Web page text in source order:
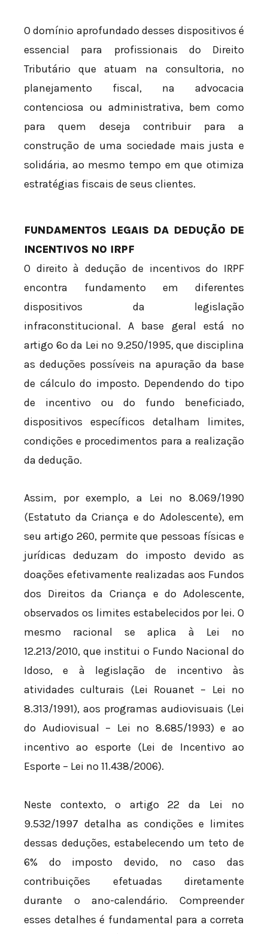
O domínio aprofundado desses dispositivos é
essencial para profissionais do Direito
Tributário que atuam na consultoria, no
planejamento fiscal, na advocacia
contenciosa ou administrativa, bem como
para quem deseja contribuir para a
construção de uma sociedade mais justa e
solidária, ao mesmo tempo em que otimiza
estratégias fiscais de seus clientes.
FUNDAMENTOS LEGAIS DA DEDUÇÃO DE
INCENTIVOS NO IRPF
O direito à dedução de incentivos do IRPF
encontra fundamento em diferentes
dispositivos da legislação
infraconstitucional. A base geral está no
artigo 6º da Lei nº 9.250/1995, que disciplina
as deduções possíveis na apuração da base
de cálculo do imposto. Dependendo do tipo
de incentivo ou do fundo beneficiado,
dispositivos específicos detalham limites,
condições e procedimentos para a realização
da dedução.
Assim, por exemplo, a Lei nº 8.069/1990
(Estatuto da Criança e do Adolescente), em
seu artigo 260, permite que pessoas físicas e
jurídicas deduzam do imposto devido as
doações efetivamente realizadas aos Fundos
dos Direitos da Criança e do Adolescente,
observados os limites estabelecidos por lei. O
mesmo racional se aplica à Lei nº
12.213/2010, que institui o Fundo Nacional do
Idoso, e à legislação de incentivo às
atividades culturais (Lei Rouanet – Lei nº
8.313/1991), aos programas audiovisuais (Lei
do Audiovisual – Lei nº 8.685/1993) e ao
incentivo ao esporte (Lei de Incentivo ao
Esporte – Lei nº 11.438/2006).
Neste contexto, o artigo 22 da Lei nº
9.532/1997 detalha as condições e limites
dessas deduções, estabelecendo um teto de
6% do imposto devido, no caso das
contribuições efetuadas diretamente
durante o ano-calendário. Compreender
esses detalhes é fundamental para a correta